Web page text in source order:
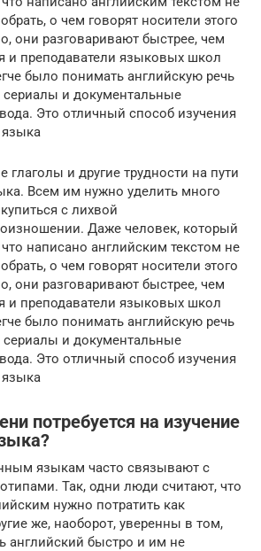
о чем говорят носители этого
они разговаривают быстрее, чем
и преподаватели языковых школ
было понимать английскую речь
и документальные
Это отличный способ изучения
языка
глаголы и другие трудности на пути
Всем им нужно уделить много
с лихвой
Даже человек, который
написано английским текстом не
о чем говорят носители этого
они разговаривают быстрее, чем
и преподаватели языковых школ
было понимать английскую речь
и документальные
Это отличный способ изучения
языка
потребуется на изучение
языкам часто связывают с
Так, одни люди считают, что
нужно потратить как
же, наоборот, уверенны в том,
английский быстро и им не